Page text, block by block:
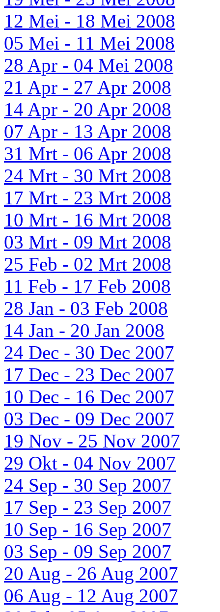
12 Mei - 18 Mei 2008
05 Mei - 11 Mei 2008
28 Apr - 04 Mei 2008
21 Apr - 27 Apr 2008
14 Apr - 20 Apr 2008
07 Apr - 13 Apr 2008
31 Mrt - 06 Apr 2008
24 Mrt - 30 Mrt 2008
17 Mrt - 23 Mrt 2008
10 Mrt - 16 Mrt 2008
03 Mrt - 09 Mrt 2008
25 Feb - 02 Mrt 2008
11 Feb - 17 Feb 2008
28 Jan - 03 Feb 2008
14 Jan - 20 Jan 2008
24 Dec - 30 Dec 2007
17 Dec - 23 Dec 2007
10 Dec - 16 Dec 2007
03 Dec - 09 Dec 2007
19 Nov - 25 Nov 2007
29 Okt - 04 Nov 2007
24 Sep - 30 Sep 2007
17 Sep - 23 Sep 2007
10 Sep - 16 Sep 2007
03 Sep - 09 Sep 2007
20 Aug - 26 Aug 2007
06 Aug - 12 Aug 2007